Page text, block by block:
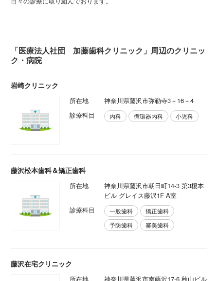
「医療法人社団 加藤歯科クリニック」周辺のクリニッ
ク・病院
岩崎クリニック
所在地
神奈川県藤沢市弥勒寺3－16－4
診療科目
内科 循環器内科 小児科
藤沢松本歯科＆矯正歯科
所在地
神奈川県藤沢市朝日町14-3 第3榎本
ビル グレイス藤沢1F A室
診療科目
一般歯科
矯正歯科
予防歯科
審美歯科
藤沢在宅クリニック
所在地
神奈川県藤沢市南藤沢17-6 秋山ビル